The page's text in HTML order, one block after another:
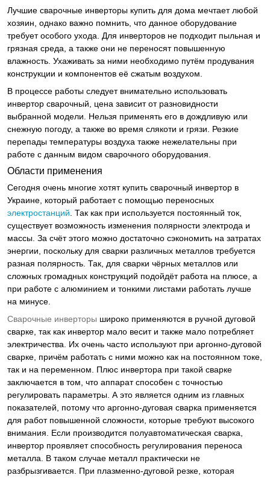
Лучшие сварочные инверторы купить для дома мечтает любой
хозяин, однако важно помнить, что данное оборудование
требует особого ухода. Для инверторов не подходит пыльная и
грязная среда, а также они не переносят повышенную
влажность. Ухаживать за ними необходимо путём продувания
конструкции и компонентов её сжатым воздухом.
В процессе работы следует внимательно использовать
инвертор сварочный, цена зависит от разновидности
выбранной модели. Нельзя применять его в дождливую или
снежную погоду, а также во время слякоти и грязи. Резкие
перепады температуры воздуха также нежелательны при
работе с данным видом сварочного оборудования.
Области применения
Сегодня очень многие хотят купить сварочный инвертор в
Украине, который работает с помощью переносных
электростанций . Так как при используется постоянный ток,
существует возможность изменения полярности электрода и
массы. За счёт этого можно достаточно сэкономить на затратах
энергии, поскольку для сварки различных металлов требуется
разная полярность. Так, для сварки чёрных металлов или
сложных громадных конструкций подойдёт работа на плюсе, а
при работе с алюминием и тонкими листами работать лучше
на минусе.
Сварочные инверторы широко применяются в ручной дуговой
сварке, так как инвертор мало весит и также мало потребляет
электричества. Их очень часто используют при аргонно-дуговой
сварке, причём работать с ними можно как на постоянном токе,
так и на переменном. Плюс инвертора при такой сварке
заключается в том, что аппарат способен с точностью
регулировать параметры. А это является одним из главных
показателей, потому что аргонно-дуговая сварка применяется
для работ повышенной сложности, которые требуют высокого
внимания. Если производится полуавтоматическая сварка,
инвертор проявляет способность регулирования переноса
металла. В таком случае металл практически не
разбрызгивается. При плазменно-дуговой резке, которая